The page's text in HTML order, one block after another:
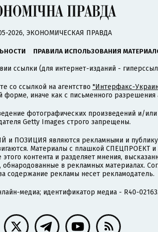
2026, ЭКОНОМИЧЕСКАЯ ПРАВДА
ПРАВИЛА ИСПОЛЬЗОВАНИЯ
ссылки (для интернет-изданий -
со ссылкой на агентство "Интерфакс-
иначе как с письменного разрешения
фотографических произведений и/
Getty Images строго запрещены.
и ПОЗИЦИЯ являются рекламными и
Материалы с плашкой СПЕЦПРОЕКТ
контента и разделяет мнения,
в рекламных материалах.
содержание рекламы несет рекламодатель.
медиа; идентификатор медиа - R40-02163.